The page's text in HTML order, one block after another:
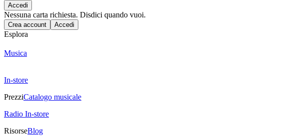
Accedi
Nessuna carta richiesta. Disdici quando vuoi.
Crea account Accedi
Esplora
Musica
In-store
PrezziCatalogo musicale
Radio In-store
RisorseBlog